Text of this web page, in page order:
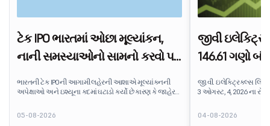
ટેક IPO ભારતમાં ઓછા મૂલ્યાંકન,
નાની સમસ્યાઓનો સામનો કરવો પડે
ભારતની ટેક IPOની આગામી લહેરની આશાએ મૂલ્યાંકનની
અપેક્ષાઓ અને ઇશ્યૂના કદમાં ઘટાડો કર્યો છે કારણ કે જાહેર
બજારમાં પહોંચે તે પહેલાં ભારતના ટેક લિસ્ટિંગના આગામી
પાકનું પુનઃમૂલ્યાંકન કરવામાં આવી રહ્યું છે.
05-08-2026
જીવી
146.61 ગણો
સેગમેન્ટ
જી.વી. ઇલેક્ટ્રિકલ્સ
3 ઓગસ્ટ, 4, 2026 ના રોજ
સબસ્ક્રિપ્શન માટે
શેર માટે બિડ પ્રાપ્ત થઈ છે.
04-08-2026